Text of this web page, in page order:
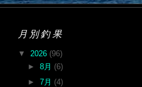
月別釣果
▼ 2026 (96)
► 8月 (6)
► 7月 (4)